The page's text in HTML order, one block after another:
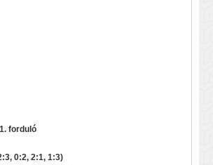
forduló
0:2, 2:1, 1:3)